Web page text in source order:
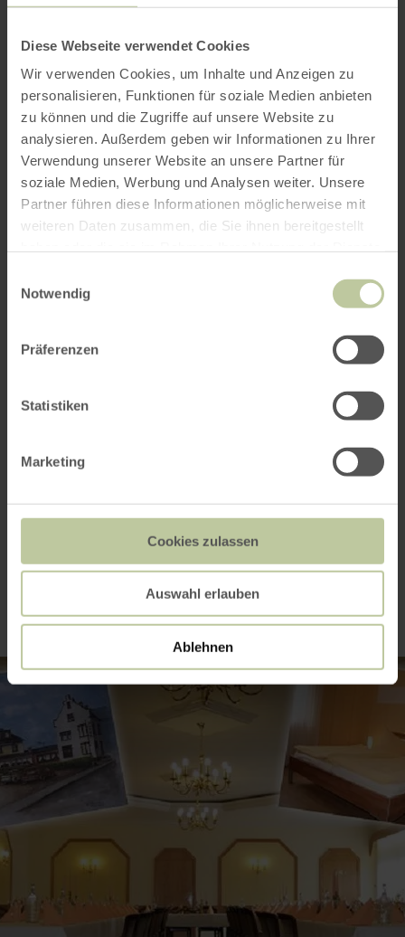
Diese Webseite verwendet Cookies
Wir verwenden Cookies, um Inhalte und Anzeigen zu
personalisieren, Funktionen für soziale Medien anbieten
zu können und die Zugriffe auf unsere Website zu
analysieren. Außerdem geben wir Informationen zu Ihrer
Verwendung unserer Website an unsere Partner für
soziale Medien, Werbung und Analysen weiter. Unsere
Partner führen diese Informationen möglicherweise mit
weiteren Daten zusammen, die Sie ihnen bereitgestellt
Notwendig
Präferenzen
Statistiken
Marketing
Cookies zulassen
Auswahl erlauben
Ablehnen
Impressies